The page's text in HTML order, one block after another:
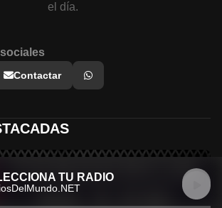
el día.
Contactar
TU RADIO